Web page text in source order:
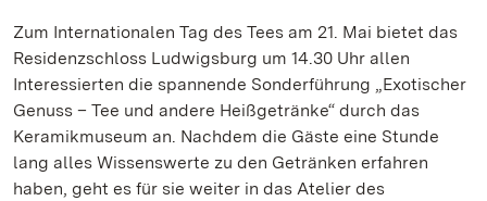
Zum Internationalen Tag des Tees am 21. Mai bietet das
Residenzschloss Ludwigsburg um 14.30 Uhr allen
Interessierten die spannende Sonderführung „Exotischer
Genuss – Tee und andere Heißgetränke“ durch das
Keramikmuseum an. Nachdem die Gäste eine Stunde
lang alles Wissenswerte zu den Getränken erfahren
haben, geht es für sie weiter in das Atelier des